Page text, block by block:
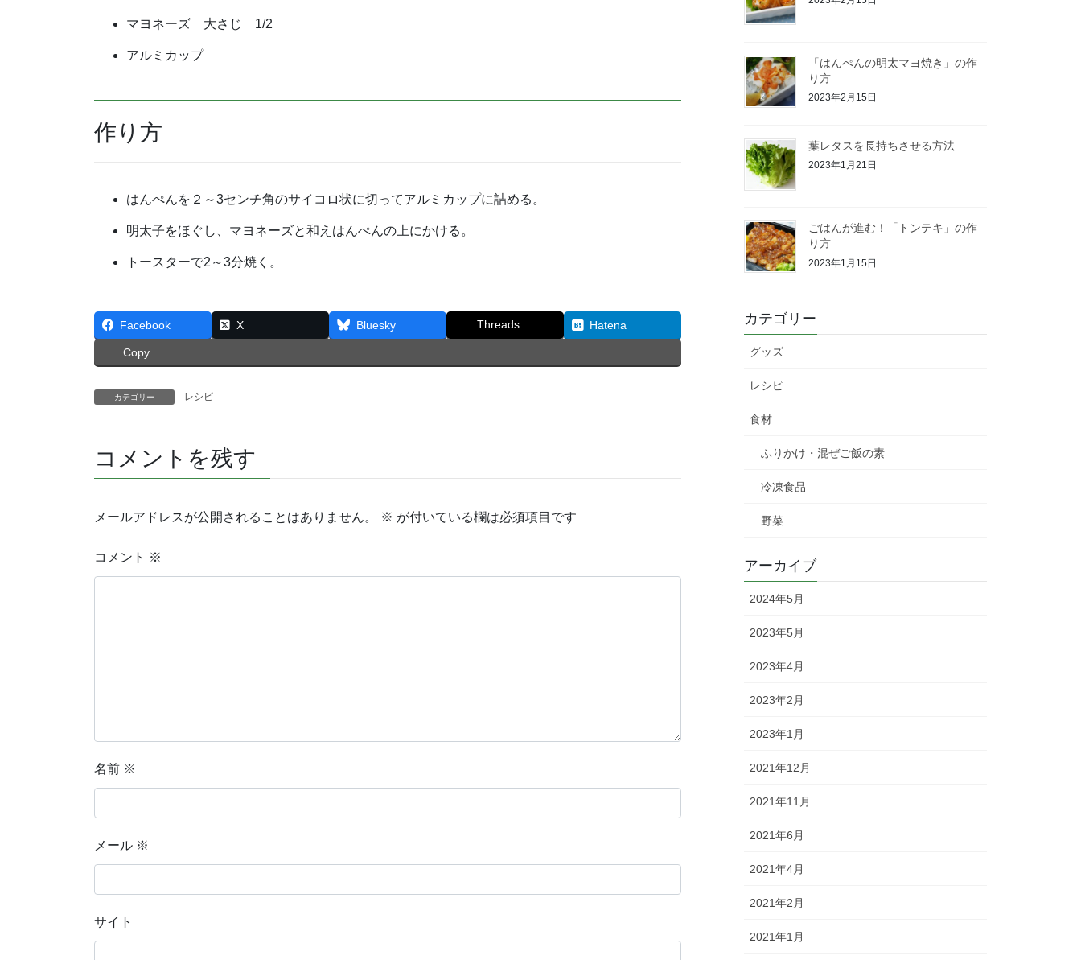
マヨネーズ 大さじ 1/2
アルミカップ
作り方
はんぺんを２～3センチ角のサイコロ状に切ってアルミカップに詰める。
明太子をほぐし、マヨネーズと和えはんぺんの上にかける。
トースターで2～3分焼く。
Facebook X Bluesky Threads Hatena
Copy
カテゴリー レシピ
コメントを残す
メールアドレスが公開されることはありません。 ※ が付いている欄は必須項目です
コメント ※
名前 ※
メール ※
サイト
「はんぺんの明太マヨ焼き」の作
り方
2023年2月15日
葉レタスを長持ちさせる方法
2023年1月21日
ごはんが進む！「トンテキ」の作
り方
2023年1月15日
カテゴリー
グッズ
レシピ
食材
ふりかけ・混ぜご飯の素
冷凍食品
野菜
アーカイブ
2024年5月
2023年5月
2023年4月
2023年2月
2023年1月
2021年12月
2021年11月
2021年6月
2021年4月
2021年2月
2021年1月